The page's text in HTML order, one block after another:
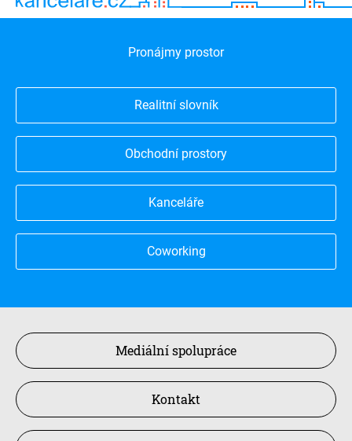
Pronájmy prostor
Realitní slovník
Obchodní prostory
Kanceláře
Coworking
Mediální spolupráce
Kontakt